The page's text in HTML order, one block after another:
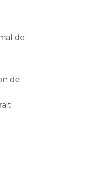
de
de